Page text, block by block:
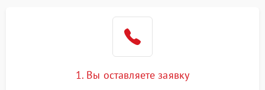
1. Вы оставляете заявку